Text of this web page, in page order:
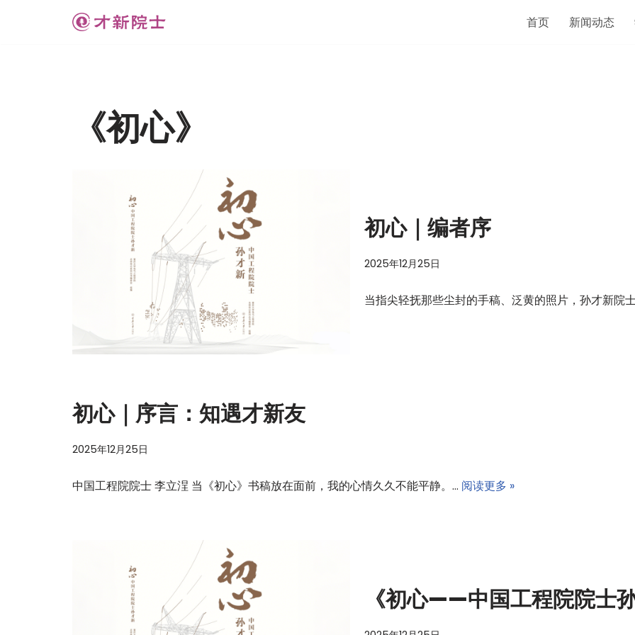
首页 新闻动态
《初心》
初心｜编者序
2025年12月25日
当指尖轻抚那些尘封的手稿、泛黄的照片，孙才新院
初心｜序言：知遇才新友
2025年12月25日
中国工程院院士 李立浧 当《初心》书稿放在面前，我的心情久久不能平静。… 阅读更多 »
《初心——中国工程院院士